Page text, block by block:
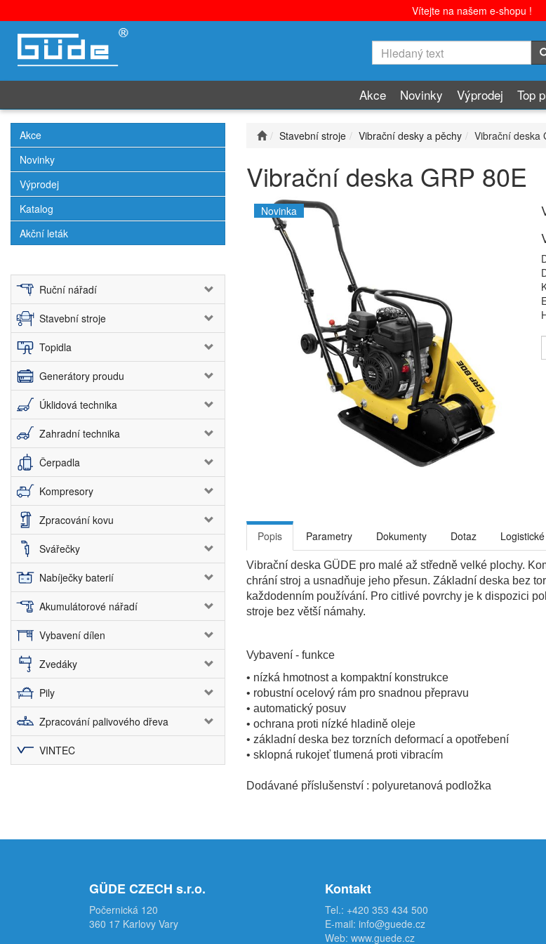
Vítejte na našem e-shopu !
Akce Novinky Výprodej Top
Akce
Novinky
Výprodej
Katalog
Akční leták
Ruční nářadí
Stavební stroje
Topidla
Generátory proudu
Úklidová technika
Zahradní technika
Čerpadla
Kompresory
Zpracování kovu
Svářečky
Nabíječky baterií
Akumulátorové nářadí
Vybavení dílen
Zvedáky
Pily
Zpracování palivového dřeva
VINTEC
Stavební stroje Vibrační desky a pěchy Vibrační deska
Vibrační deska GRP 80E
Novinka
Popis Parametry Dokumenty Dotaz
Vibrační deska GÜDE pro malé až středně velké plochy.
chrání stroj a usnadňuje jeho přesun. Základní deska bez
každodenním používání. Pro citlivé povrchy je k dispozici
stroje bez větší námahy.
Vybavení - funkce
• nízká hmotnost a kompaktní konstrukce
• robustní ocelový rám pro snadnou přepravu
• automatický posuv
• ochrana proti nízké hladině oleje
• základní deska bez torzních deformací a opotřebení
• sklopná rukojeť tlumená proti vibracím
Dodávané příslušenství : polyuretanová podložka
GÜDE CZECH s.r.o.
Počernická 120
360 17 Karlovy Vary
Kontakt
Tel.: +420 353 434 500
E-mail: info@guede.cz
Web: www.guede.cz